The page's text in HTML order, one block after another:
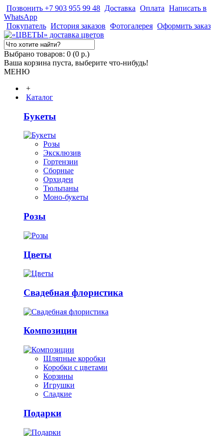
Позвонить +7 903 955 99 48 Доставка Оплата Написать в
WhatsApp
Покупатель История заказов Фотогалерея Оформить заказ
Выбрано товаров: 0 (0 р.)
Ваша корзина пуста, выберите что-нибудь!
МЕНЮ
+
Каталог
Букеты
Розы
Эксклюзив
Гортензии
Сборные
Орхидеи
Тюльпаны
Моно-букеты
Розы
Цветы
Свадебная флористика
Композиции
Шляпные коробки
Коробки с цветами
Корзины
Игрушки
Сладкие
Подарки